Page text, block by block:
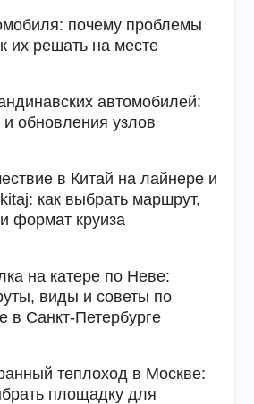
почему проблемы
их решать на месте
автомобилей:
и обновления узлов
в Китай на лайнере и
как выбрать маршрут,
формат круиза
на катере по Неве:
виды и советы по
в Санкт-Петербурге
теплоход в Москве:
площадку для